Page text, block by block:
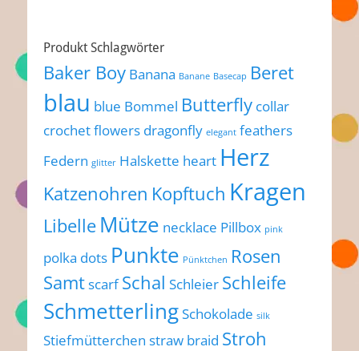
Produkt Schlagwörter
Baker Boy Banana Banane Basecap Beret
blau blue Bommel Butterfly collar
crochet flowers dragonfly elegant feathers
Federn glitter Halskette heart Herz
Katzenohren Kopftuch Kragen
Libelle Mütze necklace Pillbox pink
polka dots Punkte Pünktchen Rosen
Samtscarf Schal Schleier Schleife
SchmetterlingSchokolade silk
Stiefmütterchen straw braid Stroh